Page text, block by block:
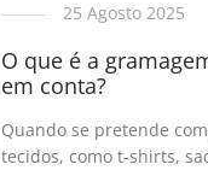
25 Agosto 2025
O que é a
em conta?
Quando se pretende
tecidos, como t-shirts,